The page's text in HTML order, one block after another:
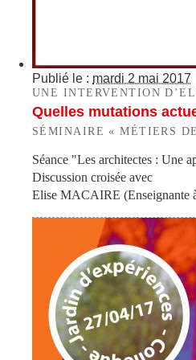
Publié le : mardi 2 mai 2017
UNE INTERVENTION
Quelles mutations
SÉMINAIRE « MÉTIERS
Séance "Les architectes : Une
Discussion croisée avec
Elise MACAIRE (Enseignante